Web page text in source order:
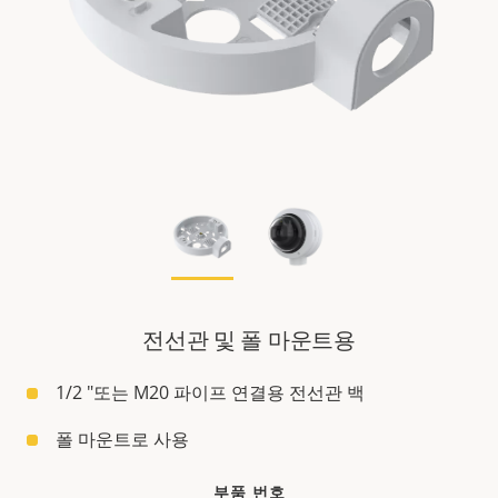
전선관 및 폴 마운트용
1/2 "또는 M20 파이프 연결용 전선관 백
폴 마운트로 사용
부품 번호